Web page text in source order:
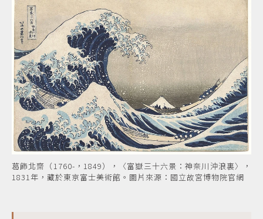
葛飾北齋（1760-，1849），〈富嶽三十六景：神奈川沖浪裏〉，
1831年，藏於東京富士美術館。圖片來源：國立故宮博物院官網